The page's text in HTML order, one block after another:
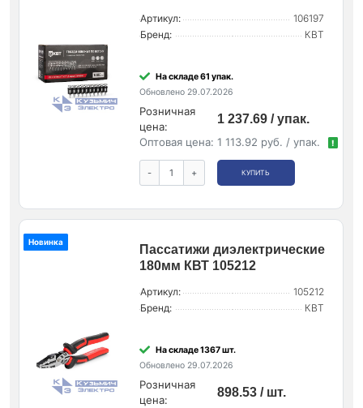
Артикул:
106197
Бренд:
КВТ
На складе 61 упак.
Обновлено 29.07.2026
Розничная
цена:
1 237.69 / упак.
Оптовая цена: 1 113.92 руб. / упак. !
- + КУПИТЬ
Новинка
Пассатижи диэлектрические
180мм КВТ 105212
Артикул:
105212
Бренд:
КВТ
На складе 1367 шт.
Обновлено 29.07.2026
Розничная
цена:
898.53 / шт.